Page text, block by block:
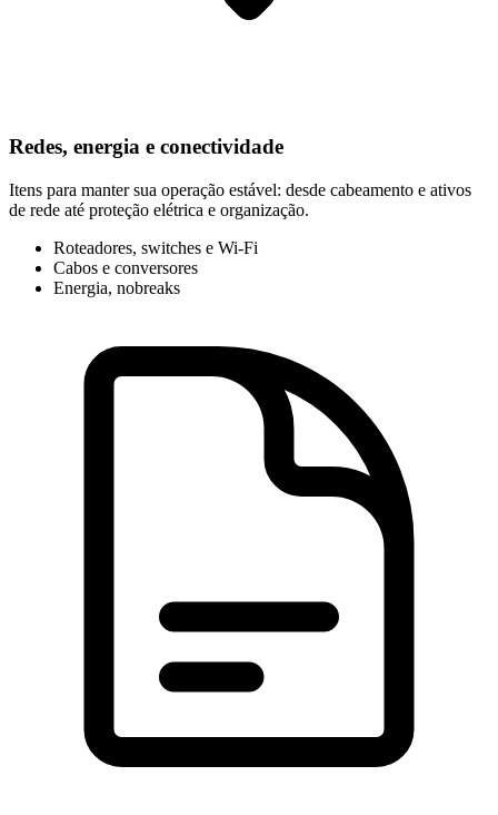
Redes, energia e conectividade
Itens para manter sua operação estável: desde cabeamento e ativos
de rede até proteção elétrica e organização.
Roteadores, switches e Wi-Fi
Cabos e conversores
Energia, nobreaks